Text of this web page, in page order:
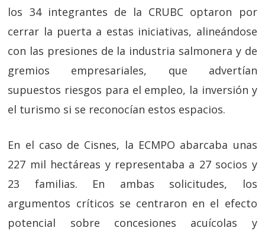
los 34 integrantes de la CRUBC optaron por
cerrar la puerta a estas iniciativas, alineándose
con las presiones de la industria salmonera y de
gremios empresariales, que advertían
supuestos riesgos para el empleo, la inversión y
el turismo si se reconocían estos espacios.
En el caso de Cisnes, la ECMPO abarcaba unas
227 mil hectáreas y representaba a 27 socios y
23 familias. En ambas solicitudes, los
argumentos críticos se centraron en el efecto
potencial sobre concesiones acuícolas y